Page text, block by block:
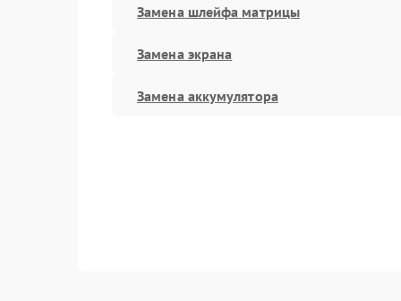
Замена шлейфа матрицы
Замена экрана
Замена аккумулятора